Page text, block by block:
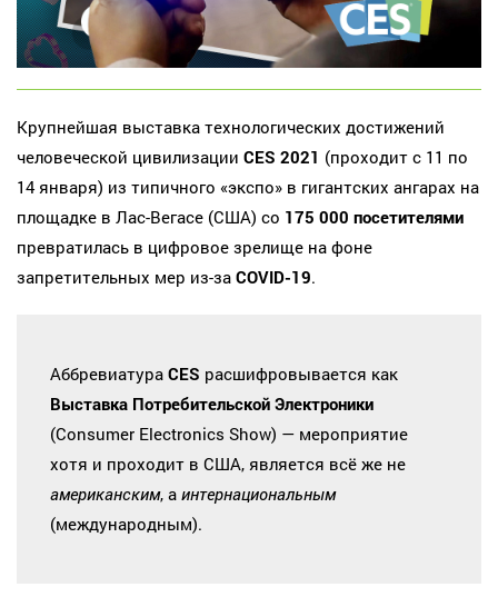
Крупнейшая выставка технологических достижений
человеческой цивилизации CES 2021 (проходит с 11 по
14 января) из типичного «экспо» в гигантских ангарах на
площадке в Лас-Вегасе (США) со 175 000 посетителями
превратилась в цифровое зрелище на фоне
запретительных мер из-за COVID-19.
Аббревиатура CES расшифровывается как
Выставка Потребительской Электроники
(Consumer Electronics Show) — мероприятие
хотя и проходит в США, является всё же не
американским, а интернациональным
(международным).